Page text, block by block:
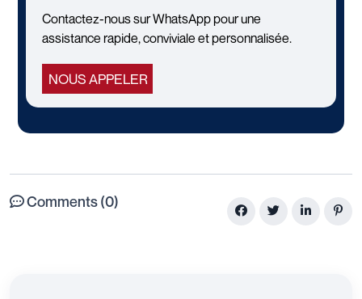
Contactez-nous sur WhatsApp pour une
assistance rapide, conviviale et personnalisée.
NOUS APPELER
Comments (0)